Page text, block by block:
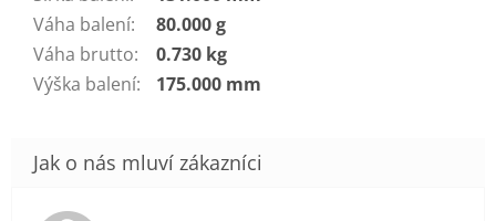
Váha balení:
80.000 g
Váha brutto:
0.730 kg
Výška balení: 175.000 mm